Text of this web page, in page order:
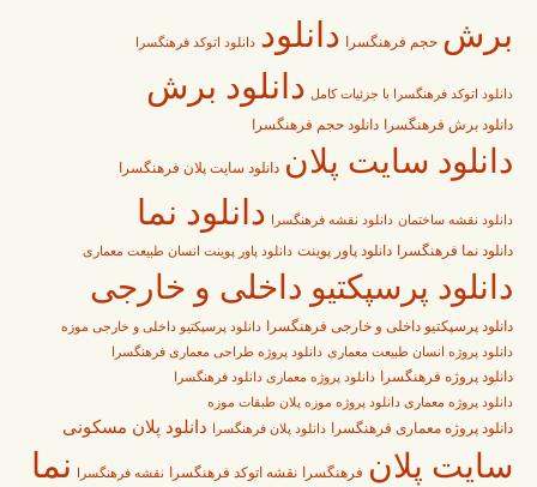
برش حجم فرهنگسرا دانلود دانلود اتوکد فرهنگسرا
دانلود اتوکد فرهنگسرا با جزئیات کامل دانلود برش
دانلود برش فرهنگسرا دانلود حجم فرهنگسرا
دانلود سایت پلان دانلود سایت پلان فرهنگسرا
دانلود نقشه ساختمان دانلود نقشه فرهنگسرا دانلود نما
دانلود نما فرهنگسرا دانلود پاور پوینت دانلود پاور پوینت انسان طبیعت معماری
دانلود پرسپکتیو داخلی و خارجی
دانلود پرسپکتیو داخلی و خارجی فرهنگسرا
دانلود پرسپکتیو داخلی و خارجی موزه
دانلود پروژه انسان طبیعت معماری دانلود پروژه طراحی معماری فرهنگسرا
دانلود پروژه فرهنگسرا دانلود پروژه معماری دانلود فرهنگسرا
دانلود پروژه معماری دانلود پروژه موزه پلان طبقات موزه
دانلود پروژه معماری فرهنگسرا دانلود پلان فرهنگسرا دانلود پلان مسکونی
سایت پلان فرهنگسرا نقشه اتوکد فرهنگسرا نقشه فرهنگسرا نما